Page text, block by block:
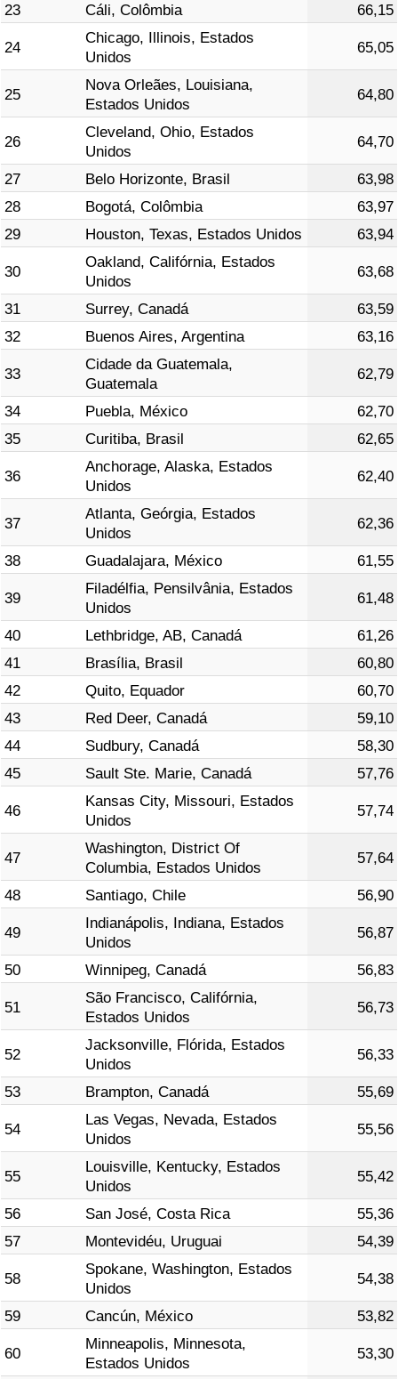
23
Cáli, Colômbia 66,15
24
Chicago, Illinois, Estados
Unidos
65,05
25
Nova Orleães, Louisiana,
Estados Unidos
64,80
26
Cleveland, Ohio, Estados
Unidos
64,70
27 Belo Horizonte, Brasil
63,98
28
Bogotá, Colômbia
63,97
29
Houston, Texas, Estados Unidos 63,94
30
Oakland, Califórnia, Estados
Unidos
63,68
31 Surrey, Canadá
63,59
32
Buenos Aires, Argentina 63,16
33
Cidade da Guatemala,
Guatemala
62,79
34 Puebla, México
62,70
35
Curitiba, Brasil 62,65
36
Anchorage, Alaska, Estados
Unidos
62,40
37
Atlanta, Geórgia, Estados
Unidos
62,36
38 Guadalajara, México 61,55
39
Filadélfia, Pensilvânia, Estados
Unidos
61,48
40 Lethbridge, AB, Canadá
61,26
41
Brasília, Brasil
60,80
42
Quito, Equador
60,70
43
Red Deer, Canadá
59,10
44
Sudbury, Canadá
58,30
45
Sault Ste. Marie, Canadá 57,76
46
Kansas City, Missouri, Estados
Unidos
57,74
47
Washington, District Of
Columbia, Estados Unidos
57,64
48 Santiago, Chile 56,90
49
Indianápolis, Indiana, Estados
Unidos
56,87
50 Winnipeg, Canadá 56,83
51
São Francisco, Califórnia,
Estados Unidos
56,73
52
Jacksonville, Flórida, Estados
Unidos
56,33
53 Brampton, Canadá 55,69
54
Las Vegas, Nevada, Estados
Unidos
55,56
55
Louisville, Kentucky, Estados
Unidos
55,42
56 San José, Costa Rica
55,36
57
Montevidéu, Uruguai 54,39
58
Spokane, Washington, Estados
Unidos
54,38
59 Cancún, México 53,82
60
Minneapolis, Minnesota,
Estados Unidos
53,30